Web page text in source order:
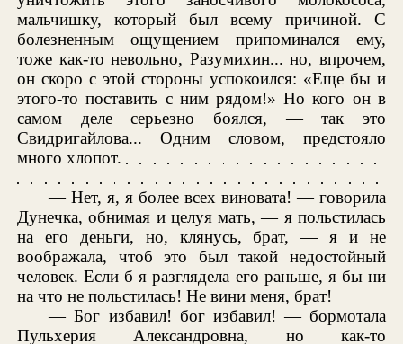
мальчишку, который был всему причиной. С
болезненным ощущением припоминался ему,
тоже как-то невольно, Разумихин... но, впрочем,
он скоро с этой стороны успокоился: «Еще бы и
этого-то поставить с ним рядом!» Но кого он в
самом деле серьезно боялся, — так это
Свидригайлова... Одним словом, предстояло
много хлопот.
— Нет, я, я более всех виновата! — говорила
Дунечка, обнимая и целуя мать, — я польстилась
на его деньги, но, клянусь, брат, — я и не
воображала, чтоб это был такой недостойный
человек. Если б я разглядела его раньше, я бы ни
на что не польстилась! Не вини меня, брат!
— Бог избавил! бог избавил! — бормотала
Пульхерия Александровна, но как-то